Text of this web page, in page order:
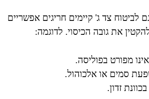
לביטוח צד ג' קיימים חריגים אפשריים
את גובה הכיסוי. לדוגמה:
מפורט בפוליסה.
סמים או אלכוהול.
זדון.